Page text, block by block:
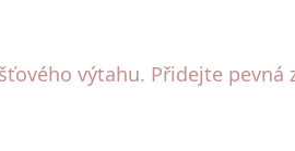
výtahu. Přidejte